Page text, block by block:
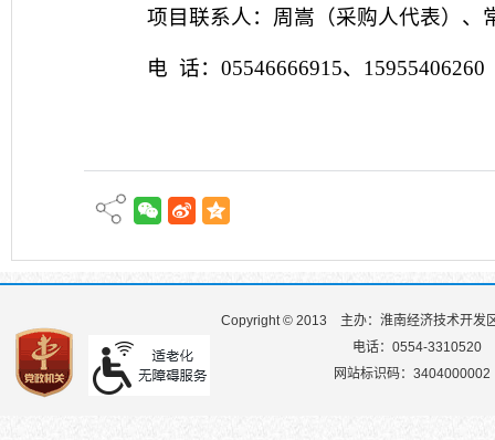
项目联系人：周嵩（采购人代表）、
电 话：05546666915、15955406260
Copyright © 2013
主办：淮南经济技术开发
电话：0554-3310520
网站标识码：3404000002